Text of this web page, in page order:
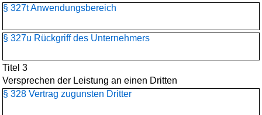
§ 327t Anwendungsbereich
§ 327u Rückgriff des Unternehmers
Titel 3
Versprechen der Leistung an einen Dritten
§ 328 Vertrag zugunsten Dritter